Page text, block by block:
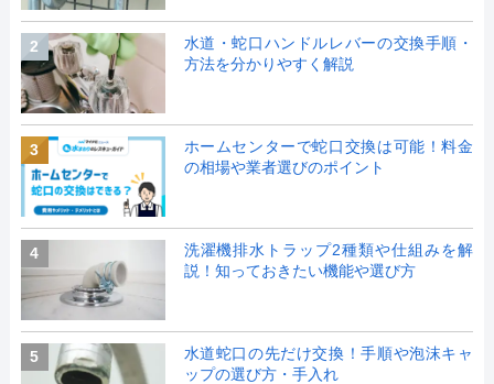
2
水道・蛇口ハンドルレバーの交換手順・
方法を分かりやすく解説
3
ホームセンターで蛇口交換は可能！料金
の相場や業者選びのポイント
4
洗濯機排水トラップ2種類や仕組みを解
説！知っておきたい機能や選び方
5
水道蛇口の先だけ交換！手順や泡沫キャ
ップの選び方・手入れ